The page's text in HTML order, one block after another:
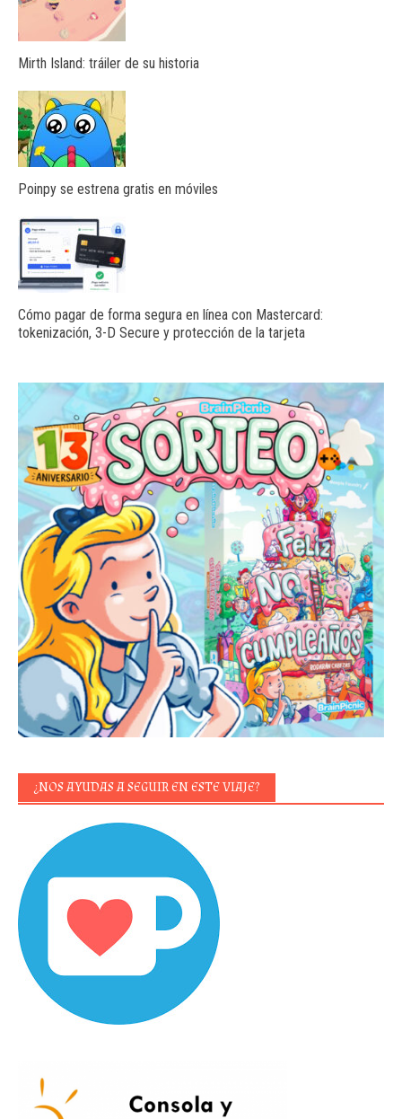
Mirth Island: tráiler de su historia
Poinpy se estrena gratis en móviles
Cómo pagar de forma segura en línea con Mastercard:
tokenización, 3-D Secure y protección de la tarjeta
¿NOS AYUDAS A SEGUIR EN ESTE VIAJE?